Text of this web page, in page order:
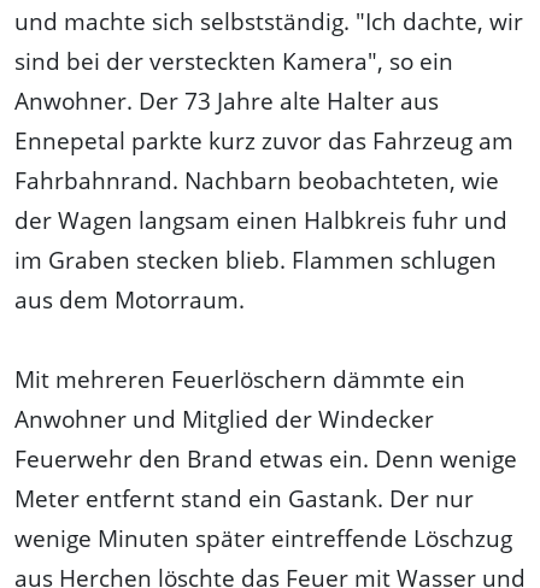
und machte sich selbstständig. "Ich dachte, wir
sind bei der versteckten Kamera", so ein
Anwohner. Der 73 Jahre alte Halter aus
Ennepetal parkte kurz zuvor das Fahrzeug am
Fahrbahnrand. Nachbarn beobachteten, wie
der Wagen langsam einen Halbkreis fuhr und
im Graben stecken blieb. Flammen schlugen
aus dem Motorraum.
Mit mehreren Feuerlöschern dämmte ein
Anwohner und Mitglied der Windecker
Feuerwehr den Brand etwas ein. Denn wenige
Meter entfernt stand ein Gastank. Der nur
wenige Minuten später eintreffende Löschzug
aus Herchen löschte das Feuer mit Wasser und